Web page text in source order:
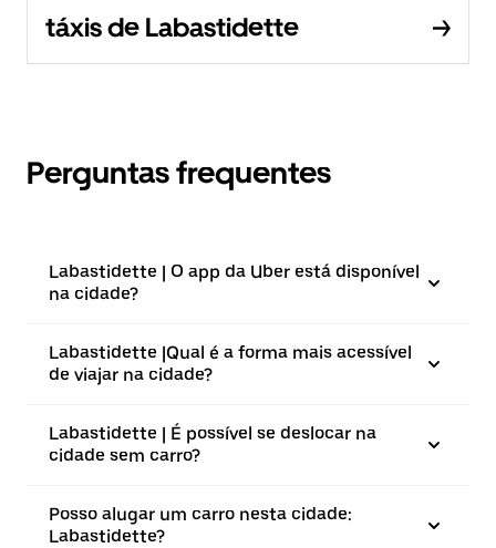
táxis de Labastidette
Perguntas frequentes
Labastidette | O app da Uber está disponível
na cidade?
Labastidette |⁠Qual é a forma mais acessível
de viajar na cidade?
Labastidette | É possível se deslocar na
cidade sem carro?
Posso alugar um carro nesta cidade:
Labastidette?